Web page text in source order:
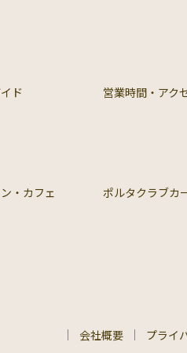
ド 営業時間・アク
・カフェ ポルタクラブカ
会社概要 プライ